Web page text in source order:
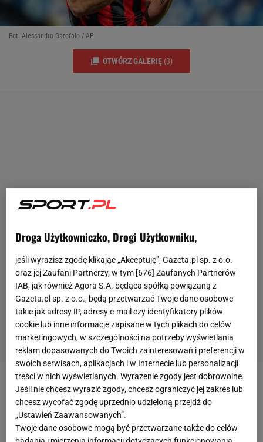
Fot. Alessandro Garofalo / AP
OTWÓRZ GALERIĘ (3)
AC Milanobecnie jest lideremSerie Az 40 punktami
na koncie. Duża w tym zasługaZlatana
Ibrahimovicia, który wrócił do ekipy "Rossonerich" w
Droga Użytkowniczko, Drogi Użytkowniku,
jeśli wyrazisz zgodę klikając „Akceptuję”, Gazeta.pl sp. z o.o.
oraz jej Zaufani Partnerzy, w tym [676] Zaufanych Partnerów
IAB, jak również Agora S.A. będąca spółką powiązaną z
Gazeta.pl sp. z o.o., będą przetwarzać Twoje dane osobowe
takie jak adresy IP, adresy e-mail czy identyfikatory plików
cookie lub inne informacje zapisane w tych plikach do celów
marketingowych, w szczególności na potrzeby wyświetlania
reklam dopasowanych do Twoich zainteresowań i preferencji w
swoich serwisach, aplikacjach i w Internecie lub personalizacji
treści w nich wyświetlanych. Wyrażenie zgody jest dobrowolne.
Jeśli nie chcesz wyrazić zgody, chcesz ograniczyć jej zakres lub
chcesz wycofać zgodę uprzednio udzieloną przejdź do
„Ustawień Zaawansowanych”.
Twoje dane osobowe mogą być przetwarzane także do celów